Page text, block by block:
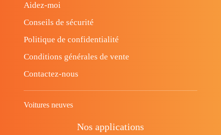
Aidez-moi
Conseils de sécurité
Politique de confidentialité
Conditions générales de vente
Contactez-nous
Voitures neuves
Nos applications